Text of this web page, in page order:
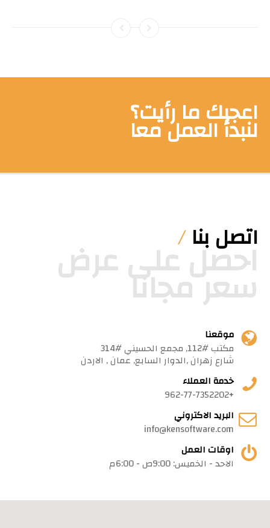
اعجبك ما رأيت؟
لنبدأ العمل معا
اتصل بنا/
احصل على عرض
سعر مجانا
موقعنا
مكتب #112, مجمع الحسيني #314
شارع زهران ,الدوار السابع, عمان , الاردن
خدمة العملاء
+962-77-7352202
البريد الاكتروني
info@kensoftware.com
اوقات العمل
الاحد - الخميس: 9:00ص - 6:00م